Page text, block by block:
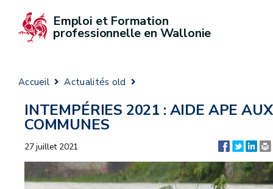
Emploi et Formation
professionnelle en Wallonie
Accueil Actualités old
INTEMPÉRIES 2021 : AIDE APE AUX
COMMUNES
27 juillet 2021